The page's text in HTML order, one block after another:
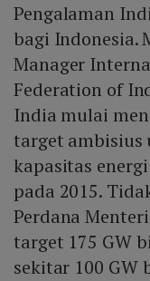
Pengalaman
bagi Indonesia.
Manager
Federation of
India mulai
target ambisius
kapasitas
pada 2015.
Perdana
target 175 GW
sekitar 100 GW